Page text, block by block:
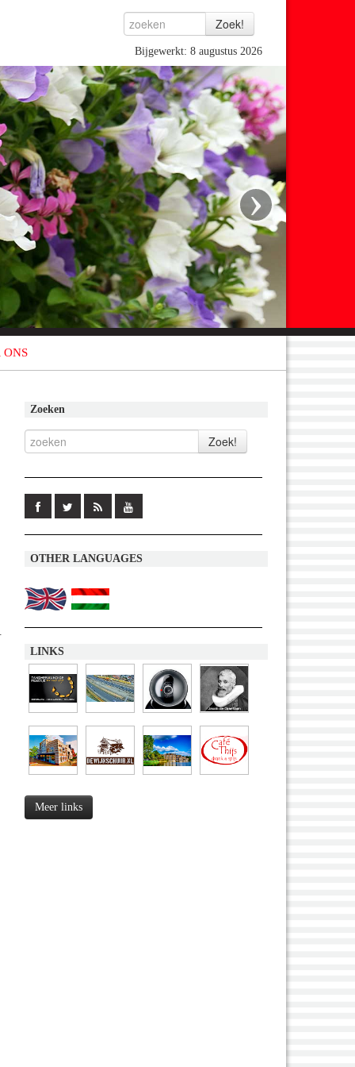
Bijgewerkt: 8 augustus 2026
›
ONS
Zoeken
OTHER LANGUAGES
LINKS
Meer links